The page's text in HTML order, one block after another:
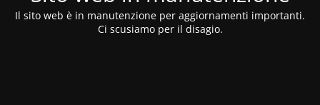
Il sito web è in manutenzione per aggiornamenti importanti.
Ci scusiamo per il disagio.